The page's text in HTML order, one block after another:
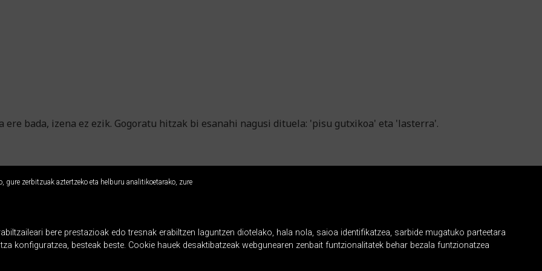
ere bada, izena ez ezik. Gogoratu hitzak bi esanahi nagusi dituela: 'pisu gutxikoa' eta 'lasterra'.
zerbitzuak aztertzeko eta helburu analitikoetarako, zure
bere prestazioak edo tresnak erabiltzen laguntzen diotelako, hala nola, saioa identifikatzea, sarbide mugatuko parteetara
konfiguratzea, besteak beste. Cookie hauek desaktibatzeak webgunearen zenbait funtzionalitatek behar bezala funtzionatzea